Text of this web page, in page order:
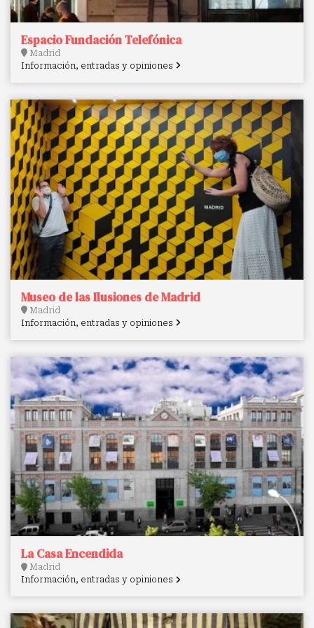
Espacio Fundación Telefónica
Madrid
Información, entradas y opiniones
Museo de las Ilusiones de Madrid
Madrid
Información, entradas y opiniones
La Casa Encendida
Madrid
Información, entradas y opiniones